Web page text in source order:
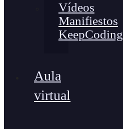
Vídeos
Manifiestos
KeepCoding
Aula
virtual